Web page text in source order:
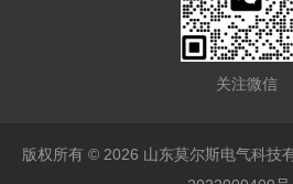
关注微信
版权所有 © 2026 山东莫尔斯电气科